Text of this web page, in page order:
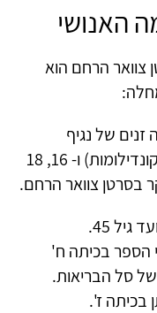
האנושי
צוואר הרחם הוא
זנים של נגיף
הפפילומה: 6, 11, הגורמים ליבלות (קונדילומות) ו- 16, 18
הספר בכיתה ח'
סל הבריאות.
בכיתה ז'.